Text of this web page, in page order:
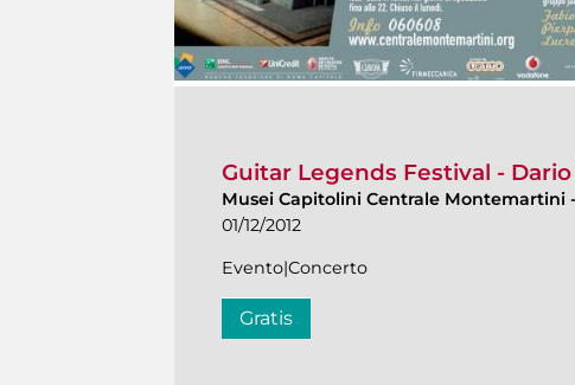
Guitar Legends Festival -
Musei Capitolini Centrale Montemartini -
01/12/2012
Evento|Concerto
Gratis